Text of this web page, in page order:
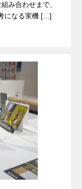
み合わせまで、
になる実機 […]